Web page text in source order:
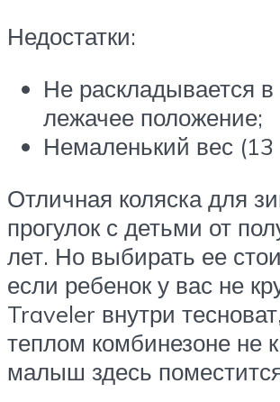
Недостатки:
Не раскладывается
лежачее положение;
Немаленький вес (13
Отличная коляска для
прогулок с детьми от
лет. Но выбирать ее
если ребенок у вас не
Traveler внутри
теплом комбинезоне не
малыш здесь